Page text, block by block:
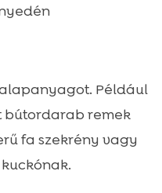
Például
bútordarab remek
fa szekrény vagy